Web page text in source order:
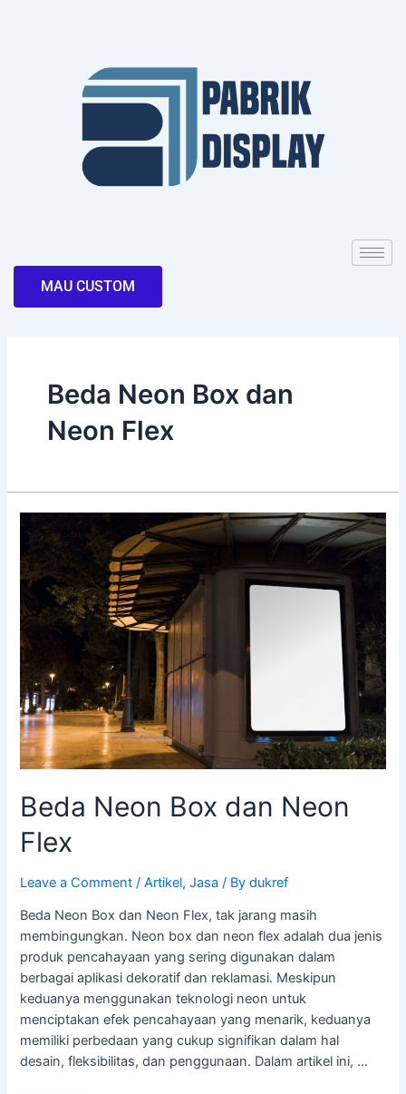
MAU CUSTOM
Beda Neon Box dan
Neon Flex
Beda Neon Box dan Neon
Flex
Leave a Comment /Artikel,Jasa / Bydukref
Beda Neon Box dan Neon Flex, tak jarang masih
membingungkan. Neon box dan neon flex adalah dua jenis
produk pencahayaan yang sering digunakan dalam
berbagai aplikasi dekoratif dan reklamasi. Meskipun
keduanya menggunakan teknologi neon untuk
menciptakan efek pencahayaan yang menarik, keduanya
memiliki perbedaan yang cukup signifikan dalam hal
desain, fleksibilitas, dan penggunaan. Dalam artikel ini, …
Neon
Box
dan
Neon
Flex